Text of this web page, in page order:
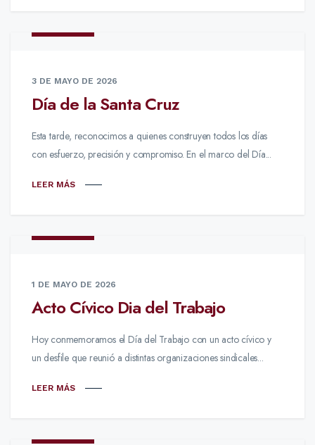
3 DE MAYO DE 2026
Día de la Santa Cruz
Esta tarde, reconocimos a quienes construyen todos los días
con esfuerzo, precisión y compromiso. En el marco del Día...
LEER MÁS
1 DE MAYO DE 2026
Acto Cívico Dia del Trabajo
Hoy conmemoramos el Día del Trabajo con un acto cívico y
un desfile que reunió a distintas organizaciones sindicales...
LEER MÁS